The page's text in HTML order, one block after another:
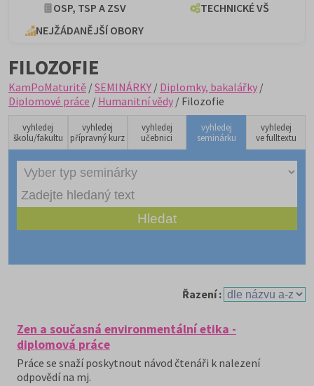
OSP, TSP A ZSV
TECHNICKÉ VŠ
NEJŽÁDANĚJŠÍ OBORY
FILOZOFIE
KamPoMaturitě /SEMINÁRKY / Diplomky, bakalářky /
Diplomové práce / Humanitní vědy / Filozofie
vyhledej
školu/fakultu
vyhledej
přípravný kurz
vyhledej
učebnici
vyhledej
seminárku
vyhledej
ve fulltextu
Řazení :
Zen a současná environmentální etika -
diplomová práce
Práce se snaží poskytnout návod čtenáři k nalezení
odpovědí na mj.